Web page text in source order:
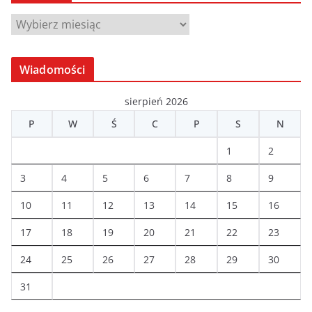
A
c
w
Wiadomości
sierpień 2026
P
W Ś C P S N
1 2
3 4 5 6 7 8 9
10 11 12 13 14 15 16
17 18 19 20 21 22 23
24 25 26 27 28 29 30
31